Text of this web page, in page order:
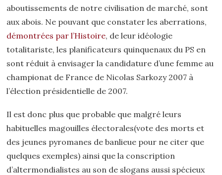
aboutissements de notre civilisation de marché, sont
aux abois. Ne pouvant que constater les aberrations,
démontrées par l’Histoire, de leur idéologie
totalitariste, les planificateurs quinquenaux du PS en
sont réduit à envisager la candidature d’une femme au
championat de France de Nicolas Sarkozy 2007à
l’élection présidentielle de 2007.
Il est donc plus que probable que malgré leurs
habituelles magouilles électorales(vote des morts et
des jeunes pyromanes de banlieue pour ne citer que
quelques exemples) ainsi que la conscription
d’altermondialistes au son de slogans aussi spécieux